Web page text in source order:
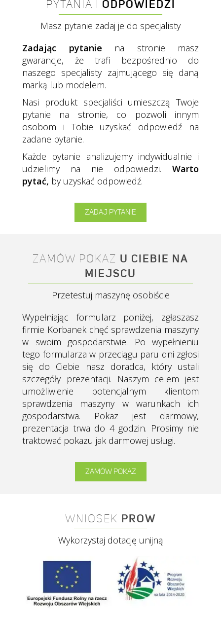
PYTANIA I ODPOWIEDZI
Masz pytanie zadaj je do specjalisty
Zadając pytanie na stronie masz
gwarancje, że trafi bezpośrednio do
naszego specjalisty zajmującego się daną
marką lub modelem.
Nasi produkt specjaliści umieszczą Twoje
pytanie na stronie, co pozwoli innym
osobom i Tobie uzyskać odpowiedź na
zadane pytanie.
Każde pytanie analizujemy indywidualnie i
udzielimy na nie odpowiedzi. Warto
pytać, by uzyskać odpowiedź.
ZADAJ PYTANIE
ZAMÓW POKAZ U CIEBIE NA
MIEJSCU
Przetestuj maszynę osobiście
Wypełniając formularz poniżej, zgłaszasz
firmie Korbanek chęć sprawdzenia maszyny
w swoim gospodarstwie. Po wypełnieniu
tego formularza w przeciągu paru dni zgłosi
się do Ciebie nasz doradca, który ustali
szczegóły prezentacji.
Naszym celem jest
umożliwienie potencjalnym klientom
sprawdzenia maszyny w warunkach ich
gospodarstwa. Pokaz jest darmowy,
prezentacja trwa do 4 godzin. Prosimy nie
traktować pokazu jak darmowej usługi.
ZAMÓW POKAZ
WNIOSEK PROW
Wykorzystaj dotację unijną